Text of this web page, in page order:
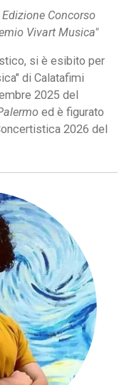
Edizione Concorso
Vivart Musica"
si è esibito per
di Calatafimi
2025 del
ed è figurato
2026 del